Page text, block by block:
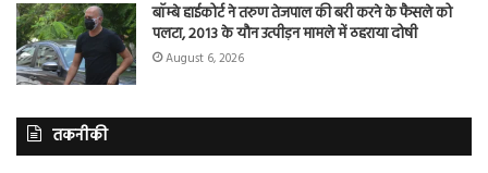
बॉम्बे हाईकोर्ट ने तरुण तेजपाल की बरी करने के फैसले को
पलटा, 2013 के यौन उत्पीड़न मामले में ठहराया दोषी
August 6, 2026
तकनीकी